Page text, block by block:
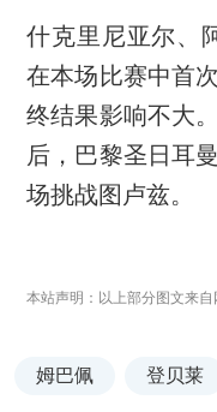
什克里尼亚尔、
在本场比赛中首
终结果影响不大
后，巴黎圣日耳
场挑战图卢兹。
本站声明：以上部分图文来
姆巴佩 登贝莱